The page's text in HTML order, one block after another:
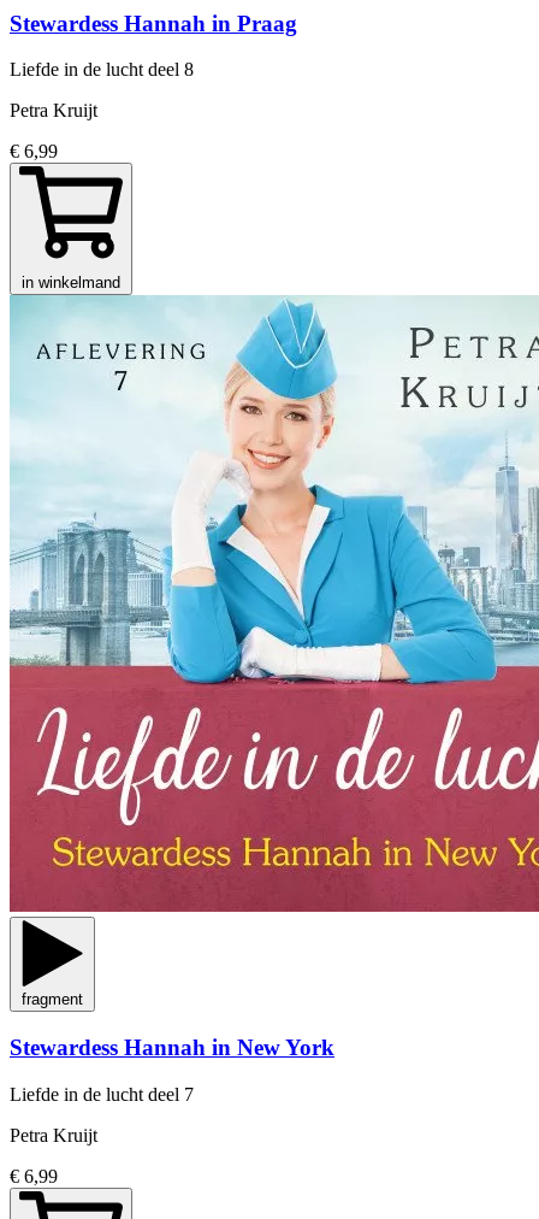
Stewardess Hannah in Praag
Liefde in de luchtdeel 8
Petra Kruijt
€ 6,99
in winkelmand
fragment
Stewardess Hannah in New York
Liefde in de lucht deel 7
Petra Kruijt
€ 6,99